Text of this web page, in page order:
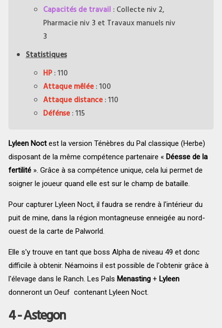
Capacités de travail : Collecte niv 2,
Pharmacie niv 3 et Travaux manuels niv
3
Statistiques
HP: 110
Attaque mêlée: 100
Attaque distance: 110
Défénse : 115
Lyleen Noctest la version Ténèbres du Pal classique (Herbe)
disposant de la même compétence partenaire « Déesse de la
fertilité». Grâce à sa compétence unique, cela lui permet de
soigner le joueur quand elle est sur le champ de bataille.
Pour capturer Lyleen Noct, il faudra se rendre à l'intérieur du
puit de mine, dans la région montagneuse enneigée au nord-
ouest de la carte de Palworld.
Elle s'y trouve en tant que boss Alpha de niveau 49 et donc
difficile à obtenir. Néamoins il est possible de l'obtenir grâce à
l'élevage dans le Ranch. Les Pals Menasting + Lyleen
donneront un Oeuf contenant Lyleen Noct.
4 - Astegon